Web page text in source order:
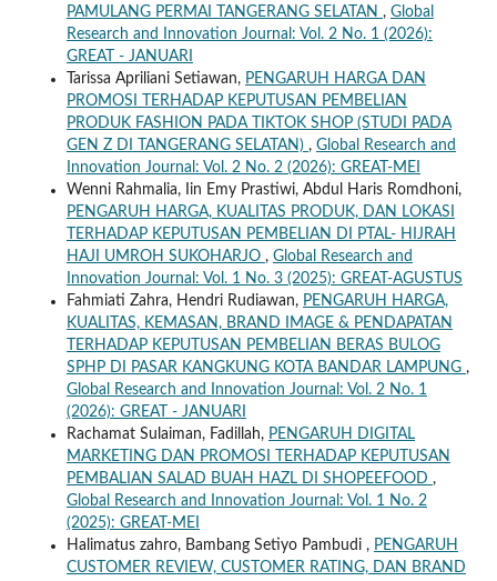
PAMULANG PERMAI TANGERANG SELATAN , Global
Research and Innovation Journal: Vol. 2 No. 1 (2026):
GREAT - JANUARI
Tarissa Apriliani Setiawan, PENGARUH HARGA DAN
PROMOSI TERHADAP KEPUTUSAN PEMBELIAN
PRODUK FASHION PADA TIKTOK SHOP (STUDI PADA
GEN Z DI TANGERANG SELATAN) , Global Research and
Innovation Journal: Vol. 2 No. 2 (2026): GREAT-MEI
Wenni Rahmalia, Iin Emy Prastiwi, Abdul Haris Romdhoni,
PENGARUH HARGA, KUALITAS PRODUK, DAN LOKASI
TERHADAP KEPUTUSAN PEMBELIAN DI PTAL- HIJRAH
HAJI UMROH SUKOHARJO , Global Research and
Innovation Journal: Vol. 1 No. 3 (2025): GREAT-AGUSTUS
Fahmiati Zahra, Hendri Rudiawan, PENGARUH HARGA,
KUALITAS, KEMASAN, BRAND IMAGE & PENDAPATAN
TERHADAP KEPUTUSAN PEMBELIAN BERAS BULOG
SPHP DI PASAR KANGKUNG KOTA BANDAR LAMPUNG ,
Global Research and Innovation Journal: Vol. 2 No. 1
(2026): GREAT - JANUARI
Rachamat Sulaiman, Fadillah, PENGARUH DIGITAL
MARKETING DAN PROMOSI TERHADAP KEPUTUSAN
PEMBALIAN SALAD BUAH HAZL DI SHOPEEFOOD ,
Global Research and Innovation Journal: Vol. 1 No. 2
(2025): GREAT-MEI
Halimatus zahro, Bambang Setiyo Pambudi , PENGARUH
CUSTOMER REVIEW, CUSTOMER RATING, DAN BRAND